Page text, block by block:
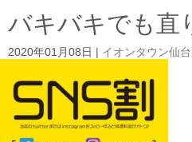
バキバキでも直
2020年01月08日 イオンタウン仙